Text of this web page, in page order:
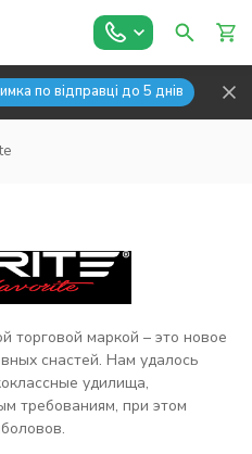
по відправці до 5 днів
торговой маркой – это новое
снастей. Нам удалось
удилища,
требованиям, при этом